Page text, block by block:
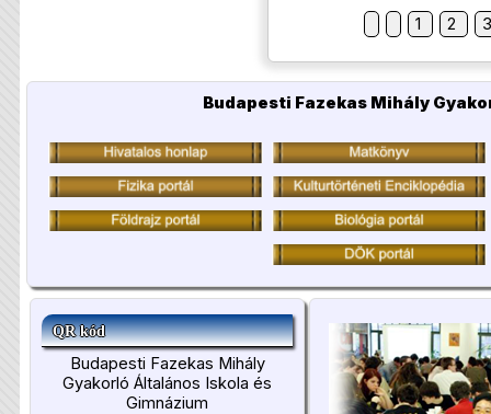
1
2
Budapesti Fazekas Mihály
QR kód
Budapesti Fazekas Mihály
Gyakorló Általános Iskola és
Gimnázium